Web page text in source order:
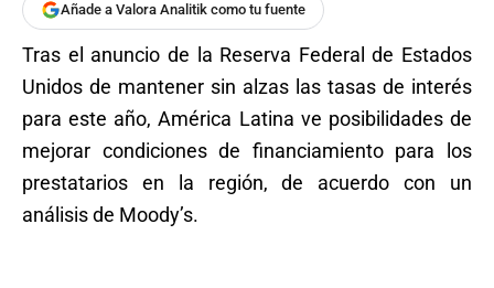
Añade a Valora Analitik como tu fuente
Tras el anuncio de la Reserva Federal de Estados
Unidos de mantener sin alzas las tasas de interés
para este año, América Latina ve posibilidades de
mejorar condiciones de financiamiento para los
prestatarios en la región, de acuerdo con un
análisis de Moody’s.